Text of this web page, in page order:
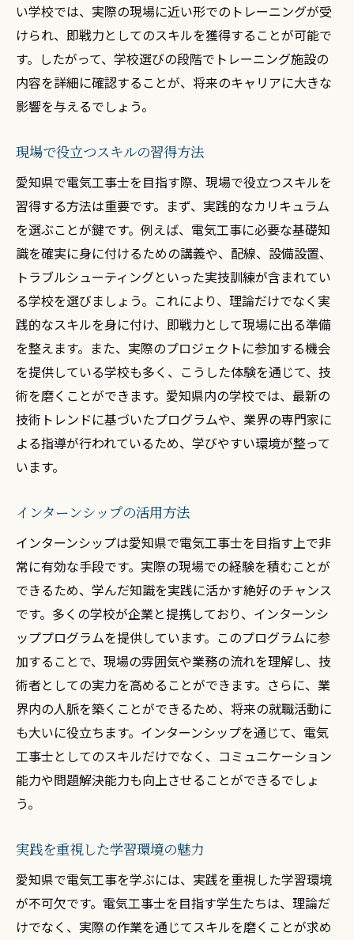
い学校では、実際の現場に近い形でのトレーニングが受
けられ、即戦力としてのスキルを獲得することが可能で
す。したがって、学校選びの段階でトレーニング施設の
内容を詳細に確認することが、将来のキャリアに大きな
影響を与えるでしょう。
現場で役立つスキルの習得方法
愛知県で電気工事士を目指す際、現場で役立つスキルを
習得する方法は重要です。まず、実践的なカリキュラム
を選ぶことが鍵です。例えば、電気工事に必要な基礎知
識を確実に身に付けるための講義や、配線、設備設置、
トラブルシューティングといった実技訓練が含まれてい
る学校を選びましょう。これにより、理論だけでなく実
践的なスキルを身に付け、即戦力として現場に出る準備
を整えます。また、実際のプロジェクトに参加する機会
を提供している学校も多く、こうした体験を通じて、技
術を磨くことができます。愛知県内の学校では、最新の
技術トレンドに基づいたプログラムや、業界の専門家に
よる指導が行われているため、学びやすい環境が整って
います。
インターンシップの活用方法
インターンシップは愛知県で電気工事士を目指す上で非
常に有効な手段です。実際の現場での経験を積むことが
できるため、学んだ知識を実践に活かす絶好のチャンス
です。多くの学校が企業と提携しており、インターンシ
ッププログラムを提供しています。このプログラムに参
加することで、現場の雰囲気や業務の流れを理解し、技
術者としての実力を高めることができます。さらに、業
界内の人脈を築くことができるため、将来の就職活動に
も大いに役立ちます。インターンシップを通じて、電気
工事士としてのスキルだけでなく、コミュニケーション
能力や問題解決能力も向上させることができるでしょ
う。
実践を重視した学習環境の魅力
愛知県で電気工事を学ぶには、実践を重視した学習環境
が不可欠です。電気工事士を目指す学生たちは、理論だ
けでなく、実際の作業を通じてスキルを磨くことが求め